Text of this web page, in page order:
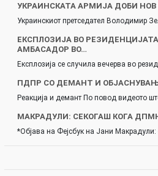
УКРАИНСКАТА АРМИЈА ДОБИ
Украинскиот претседател Володимир
ЕКСПЛОЗИЈА ВО
АМБАСАДОР ВО…
Експлозија се случила вечерва во
ПДПР СО ДЕМАНТ И
Реакција и демант По повод видеото
МАКРАДУЛИ: СЕКОГАШ КОГА
*Објава на Фејсбук на Јани Макрадули: